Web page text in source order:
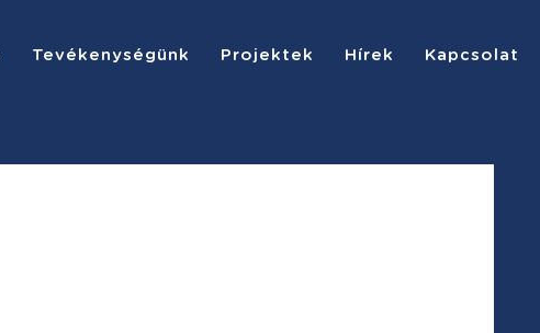
Tevékenységünk Projektek Hírek Kapcsolat